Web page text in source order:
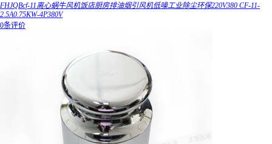
FHJQBcf-11离心蜗牛风机饭店厨房排油烟引风机低噪工业除尘环保220V380 CF-11-
2.5A0.75KW-4P380V
0条评价